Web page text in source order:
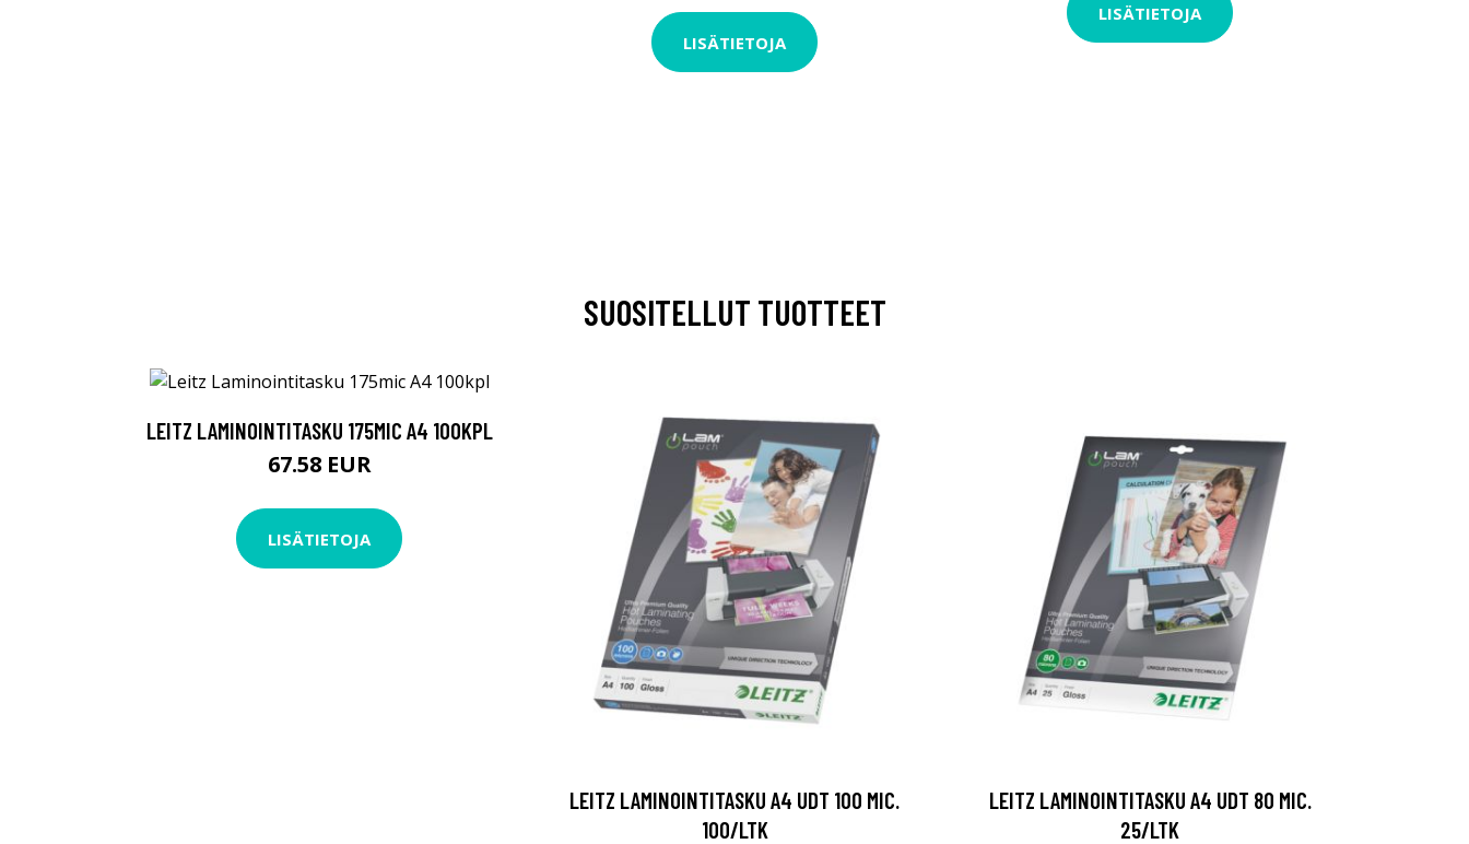
LISÄTIETOJA
LISÄTIETOJA
SUOSITELLUT TUOTTEET
LEITZ LAMINOINTITASKU 175MIC A4 100KPL
67.58 EUR
LISÄTIETOJA
LEITZ LAMINOINTITASKU A4 UDT 100 MIC.
100/LTK
LEITZ LAMINOINTITASKU A4 UDT 80 MIC.
25/LTK